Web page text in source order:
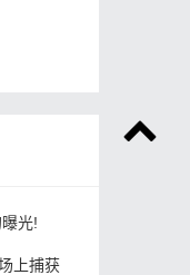
光!
上捕获